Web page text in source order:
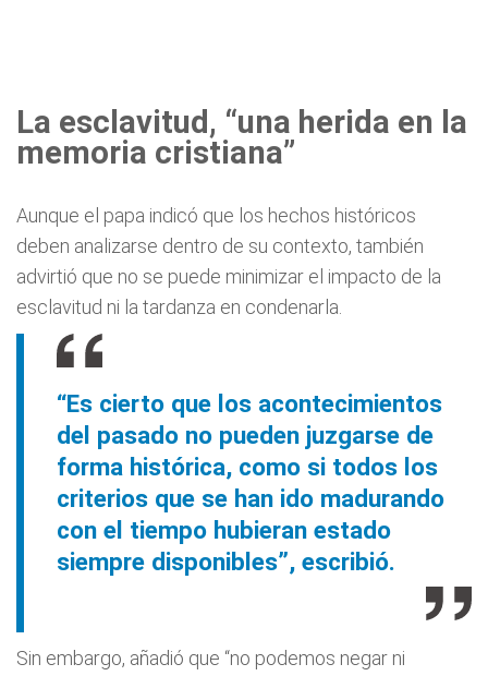
La esclavitud, “una herida en la
memoria cristiana”
Aunque el papa indicó que los hechos históricos
deben analizarse dentro de su contexto, también
advirtió que no se puede minimizar el impacto de la
esclavitud ni la tardanza en condenarla.
“Es cierto que los acontecimientos
del pasado no pueden juzgarse de
forma histórica, como si todos los
criterios que se han ido madurando
con el tiempo hubieran estado
siempre disponibles”, escribió.
Sin embargo, añadió que “no podemos negar ni